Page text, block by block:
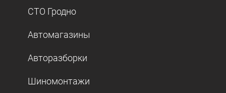
СТО Гродно
Автомагазины
Авторазборки
Шиномонтажи